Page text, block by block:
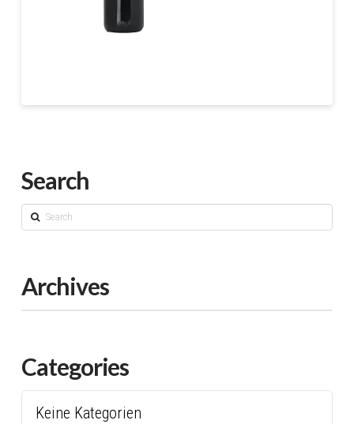
Search
Search
Archives
Categories
Keine Kategorien